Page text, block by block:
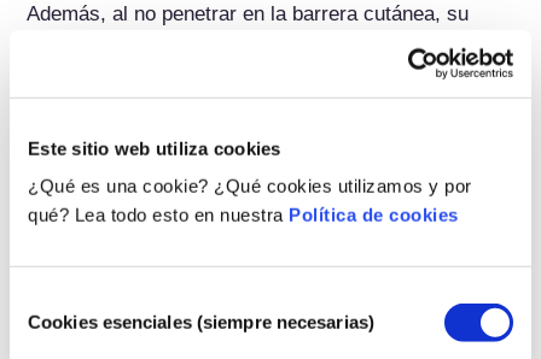
Este sitio web utiliza cookies
¿Qué es una cookie? ¿Qué cookies utilizamos y por
qué? Lea todo esto en nuestra Política de cookies
deCookies esenciales (siempre necesarias)
Además, al no penetrar en la barrera cutánea, su
de las pieles más frágiles. Se utilizan incluso en el
ámbito médico para el tratamiento de la piel dañada
(1) Instituto Federal de Evaluación de Riesgos (BFR):
Aceites minerales altamente refinados en
https://mobil.bfr.bund.de/cm/349/highly-refined-
mineral-oils-in-cosmetics-health-risks-are-not-to-be-